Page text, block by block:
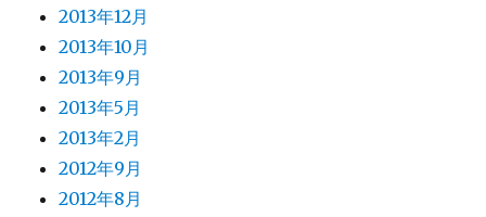
2013年12月
2013年10月
2013年9月
2013年5月
2013年2月
2012年9月
2012年8月